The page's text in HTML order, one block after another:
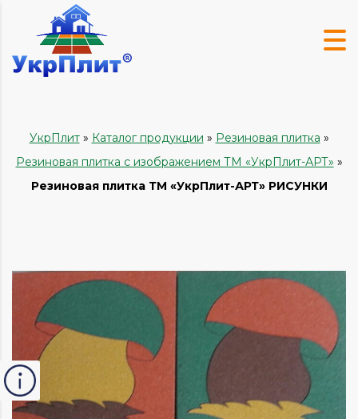
УкрПлит» Каталог продукции » Резиновая плитка »
Резиновая плитка с изображением ТМ «УкрПлит-АРТ» »
Резиновая плитка ТМ «УкрПлит-АРТ» РИСУНКИ